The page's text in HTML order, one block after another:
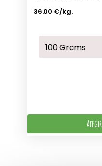
36.00 €/kg.